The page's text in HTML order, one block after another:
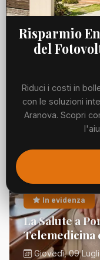
Risparmio
del
Riduci i costi in
con le soluzioni
Aranova. Scopri
In evidenza
La Salute a
Telemedicina
Giovedì, 09